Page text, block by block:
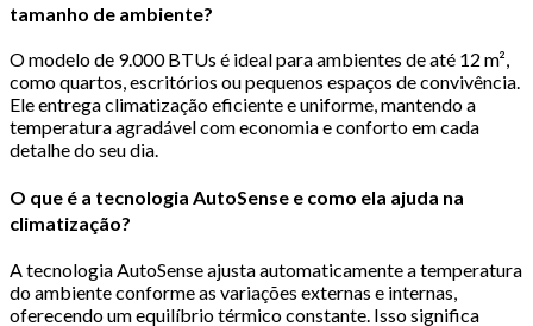
tamanho de ambiente?
O modelo de 9.000 BTUs é ideal para ambientes de até 12 m²,
como quartos, escritórios ou pequenos espaços de convivência.
Ele entrega climatização eficiente e uniforme, mantendo a
temperatura agradável com economia e conforto em cada
detalhe do seu dia.
O que é a tecnologia AutoSense e como ela ajuda na
climatização?
A tecnologia AutoSense ajusta automaticamente a temperatura
do ambiente conforme as variações externas e internas,
oferecendo um equilíbrio térmico constante. Isso significa